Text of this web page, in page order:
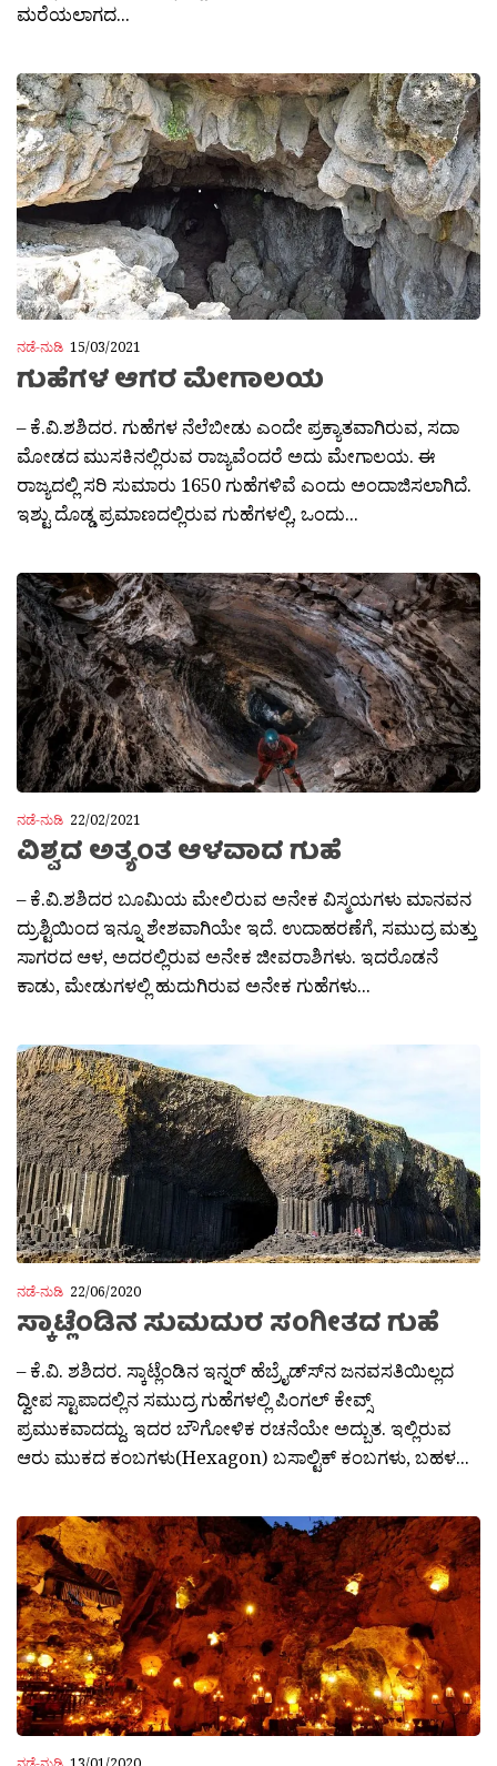
ಮರೆಯಲಾಗದ...
ನಡೆ-ನುಡಿ 15/03/2021
ಗುಹೆಗಳ ಆಗರ ಮೇಗಾಲಯ
– ಕೆ.ವಿ.ಶಶಿದರ. ಗುಹೆಗಳ ನೆಲೆಬೀಡು ಎಂದೇ ಪ್ರಕ್ಯಾತವಾಗಿರುವ, ಸದಾ
ಮೋಡದ ಮುಸಕಿನಲ್ಲಿರುವ ರಾಜ್ಯವೆಂದರೆ ಅದು ಮೇಗಾಲಯ. ಈ
ರಾಜ್ಯದಲ್ಲಿ ಸರಿ ಸುಮಾರು 1650 ಗುಹೆಗಳಿವೆ ಎಂದು ಅಂದಾಜಿಸಲಾಗಿದೆ.
ಇಶ್ಟು ದೊಡ್ಡ ಪ್ರಮಾಣದಲ್ಲಿರುವ ಗುಹೆಗಳಲ್ಲಿ, ಒಂದು...
ನಡೆ-ನುಡಿ 22/02/2021
ವಿಶ್ವದ ಅತ್ಯಂತ ಆಳವಾದ ಗುಹೆ
– ಕೆ.ವಿ.ಶಶಿದರ ಬೂಮಿಯ ಮೇಲಿರುವ ಅನೇಕ ವಿಸ್ಮಯಗಳು ಮಾನವನ
ದ್ರುಶ್ಟಿಯಿಂದ ಇನ್ನೂ ಶೇಶವಾಗಿಯೇ ಇದೆ. ಉದಾಹರಣೆಗೆ, ಸಮುದ್ರ ಮತ್ತು
ಸಾಗರದ ಆಳ, ಅದರಲ್ಲಿರುವ ಅನೇಕ ಜೀವರಾಶಿಗಳು. ಇದರೊಡನೆ
ಕಾಡು, ಮೇಡುಗಳಲ್ಲಿ ಹುದುಗಿರುವ ಅನೇಕ ಗುಹೆಗಳು...
ನಡೆ-ನುಡಿ 22/06/2020
ಸ್ಕಾಟ್ಲೆಂಡಿನ ಸುಮದುರ ಸಂಗೀತದ ಗುಹೆ
– ಕೆ.ವಿ. ಶಶಿದರ. ಸ್ಕಾಟ್ಲೆಂಡಿನ ಇನ್ನರ್ ಹೆಬ್ರೈಡ್ಸ್‍ನ ಜನವಸತಿಯಿಲ್ಲದ
ದ್ವೀಪ ಸ್ಟಾಪಾದಲ್ಲಿನ ಸಮುದ್ರ ಗುಹೆಗಳಲ್ಲಿ ಪಿಂಗಲ್ ಕೇವ್ಸ್
ಪ್ರಮುಕವಾದದ್ದು. ಇದರ ಬೌಗೋಳಿಕ ರಚನೆಯೇ ಅದ್ಬುತ. ಇಲ್ಲಿರುವ
ಆರು ಮುಕದ ಕಂಬಗಳು(Hexagon) ಬಸಾಲ್ಟಿಕ್ ಕಂಬಗಳು, ಬಹಳ...